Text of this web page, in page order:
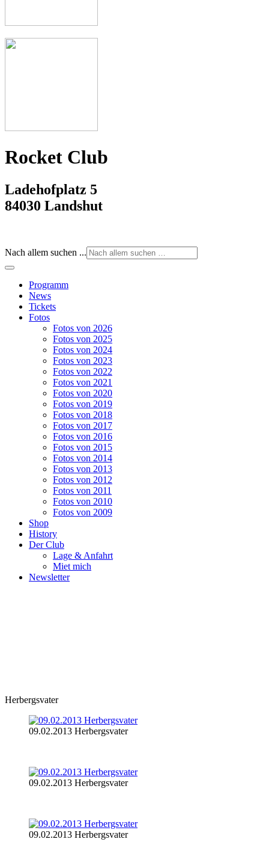
Rocket Club
Ladehofplatz 5
84030 Landshut
Nach allem suchen ...
Programm
News
Tickets
Fotos
Fotos von 2026
Fotos von 2025
Fotos von 2024
Fotos von 2023
Fotos von 2022
Fotos von 2021
Fotos von 2020
Fotos von 2019
Fotos von 2018
Fotos von 2017
Fotos von 2016
Fotos von 2015
Fotos von 2014
Fotos von 2013
Fotos von 2012
Fotos von 2011
Fotos von 2010
Fotos von 2009
Shop
History
Der Club
Lage & Anfahrt
Miet mich
Newsletter
Herbergsvater
09.02.2013 Herbergsvater
09.02.2013 Herbergsvater
09.02.2013 Herbergsvater